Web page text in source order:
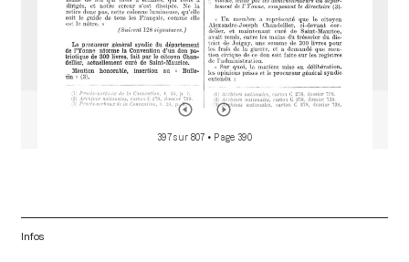
397 sur 807 • Page 390
Infos